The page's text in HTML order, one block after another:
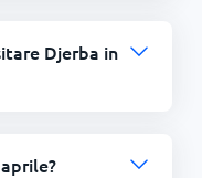
Djerba in